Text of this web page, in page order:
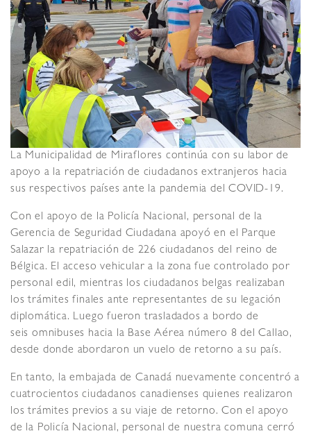
La Municipalidad de Miraflores continúa con su labor de
apoyo a la repatriación de ciudadanos extranjeros hacia
sus respectivos países ante la pandemia del COVID-19.
Con el apoyo de la Policía Nacional, personal de la
Gerencia de Seguridad Ciudadana apoyó en el Parque
Salazar la repatriación de 226 ciudadanos del reino de
Bélgica. El acceso vehicular a la zona fue controlado por
personal edil, mientras los ciudadanos belgas realizaban
los trámites finales ante representantes de su legación
diplomática. Luego fueron trasladados a bordo de
seis omnibuses hacia la Base Aérea número 8 del Callao,
desde donde abordaron un vuelo de retorno a su país.
En tanto, la embajada de Canadá nuevamente concentró a
cuatrocientos ciudadanos canadienses quienes realizaron
los trámites previos a su viaje de retorno. Con el apoyo
de la Policía Nacional, personal de nuestra comuna cerró